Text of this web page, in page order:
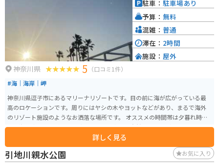
ve ～きみの波になりたい～」となり、ふれあいプログラムも充実していま
神奈川県 5 （口コミ1件）
#海｜海岸｜岬
神奈川県逗子市にあるマリーナリゾートです。目の前に海が広がっている最
高のロケーションです。周りにはヤシの木やヨットなどがあり、まるで海外
のリゾート施設のようなお洒落な場所です。 オススメの時間帯は夕暮れ時で
す。海に沈む夕日がとても綺麗で日常を忘れて自然のエネルギーを感じるこ
とができます。友達やカップルと行くのももちろん素敵ですが、1人で休息に
訪れるのもオススメです。
詳しく見る
駐車： 駐車場あり
予算： 無料
混雑： 普通
滞在： 2時間
施設： 屋外
引地川親水公園 お気に入り